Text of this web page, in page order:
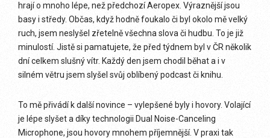
hrají o mnoho lépe, než předchozí Aeropex. Výraznější jsou
basy i středy. Občas, když hodně foukalo či byl okolo mě velký
ruch, jsem neslyšel zřetelně všechna slova či hudbu. To je již
minulostí. Jistě si pamatujete, že před týdnem byl v ČR několik
dní celkem slušný vítr. Každý den jsem chodil běhat a i v
silném větru jsem slyšel svůj oblíbený podcast či knihu.
To mě přivádí k další novince – vylepšené byly i hovory. Volající
je lépe slyšet a díky technologii Dual Noise-Canceling
Microphone, jsou hovory mnohem příjemnější. V praxi tak